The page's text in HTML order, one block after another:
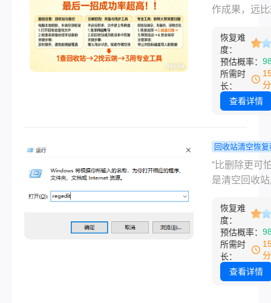
怎么找回？
效，最后一
功率超高！
作成果，远
不过是给数
了一层“隐身
“完了！刚整
活动照片全
“宝宝周岁照
恢复难
度：
预估概率：
所需时
长：
查看详情
回收站清空恢
误删的文件
回收站如何
终极指南帮
松救回！
“比删除更可
是清空回收
然。” 这份茫
懂。作为一
脑软件打了
道的测评博
见过太多因
恢复难
度：
预估概率：
所需时
长：
查看详情